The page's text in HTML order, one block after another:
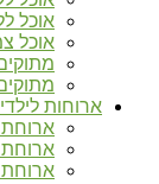
אוכל
אוכל
ארוחות
ארוחת
ארוחת